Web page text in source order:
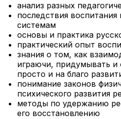
анализ разных
последствия
системам
основы и практика
практический опыт
знания о том, как
играючи, придумывать и
просто и на благо
понимание законов
психического развития
методы по удержанию
его восстановлению